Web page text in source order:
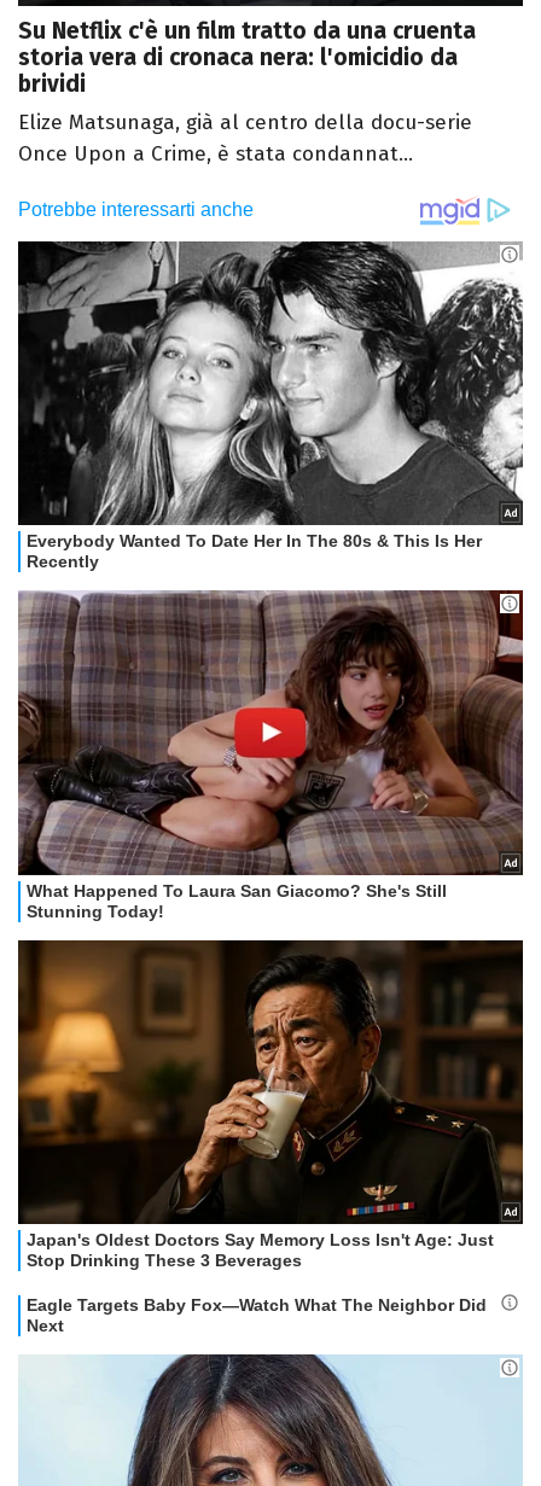
Su Netflix c'è un film tratto da una cruenta
storia vera di cronaca nera: l'omicidio da
brividi
Elize Matsunaga, già al centro della docu-serie
Once Upon a Crime, è stata condannat...